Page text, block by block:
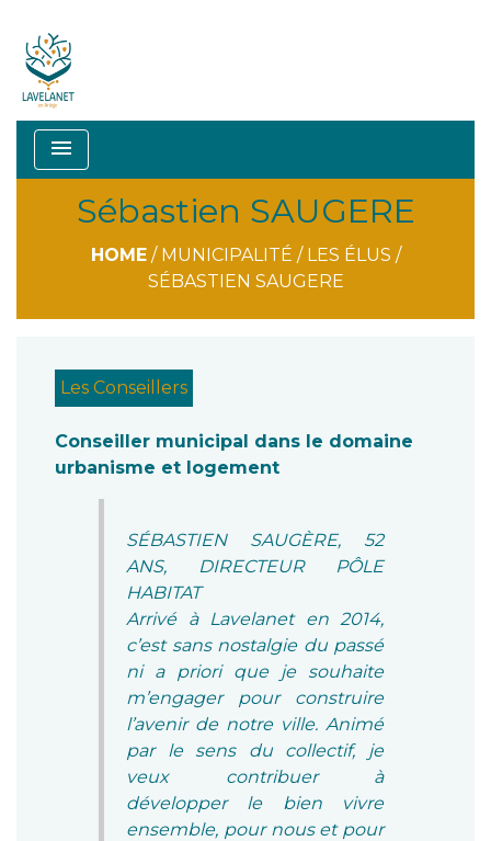
menu
Sébastien SAUGERE
HOME/ MUNICIPALITÉ / LES ÉLUS /
SÉBASTIEN SAUGERE
Les Conseillers
Conseiller municipal dans le domaine
urbanisme et logement
SÉBASTIEN SAUGÈRE, 52
ANS, DIRECTEUR PÔLE
HABITAT
Arrivé à Lavelanet en 2014,
c’est sans nostalgie du passé
ni a priori que je souhaite
m’engager pour construire
l’avenir de notre ville. Animé
par le sens du collectif, je
veux contribuer à
développer le bien vivre
ensemble, pour nous et pour